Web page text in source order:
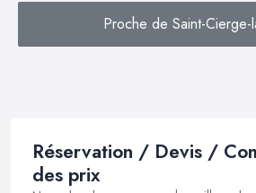
Proche de Saint-Cierge-
Réservation / Devis /
des prix